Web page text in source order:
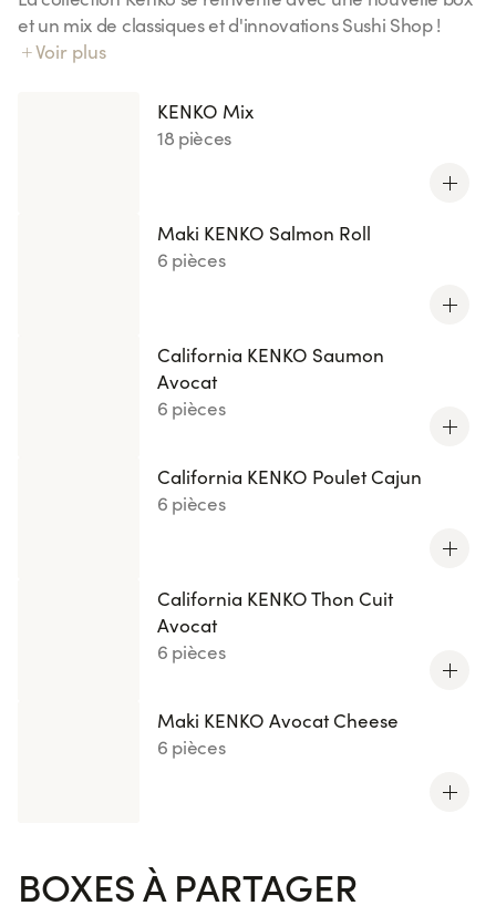
et un mix de classiques et d'innovations Sushi Shop !
Notre riz Kenko exclusif : 70% de sucres en moins
Voir plus
KENKO Mix
18 pièces
Maki KENKO Salmon Roll
6 pièces
California KENKO Saumon
Avocat
6 pièces
California KENKO Poulet Cajun
6 pièces
California KENKO Thon Cuit
Avocat
6 pièces
Maki KENKO Avocat Cheese
6 pièces
BOXES À PARTAGER